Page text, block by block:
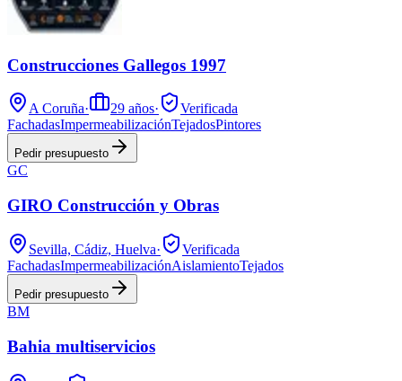
Construcciones Gallegos 1997
A Coruña· 29 años·
Verificada
FachadasImpermeabilizaciónTejadosPintores
Pedir presupuesto
GC
GIRO Construcción y Obras
Sevilla, Cádiz, Huelva·
Verificada
FachadasImpermeabilizaciónAislamientoTejados
Pedir presupuesto
BM
Bahia multiservicios